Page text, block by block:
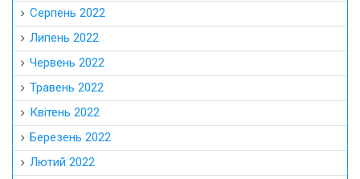
Серпень 2022
Липень 2022
Червень 2022
Травень 2022
Квітень 2022
Березень 2022
Лютий 2022